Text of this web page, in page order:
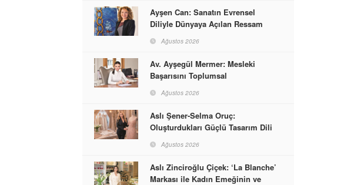
Ayşen Can: Sanatın Evrensel
Diliyle Dünyaya Açılan Ressam
Ağustos 2026
Av. Ayşegül Mermer: Mesleki
Başarısını Toplumsal
Ağustos 2026
Aslı Şener-Selma Oruç:
Oluşturdukları Güçlü Tasarım Dili
Dünyasına İmzalarını Attılar
Ağustos 2026
Aslı Zinciroğlu Çiçek: ‘La Blanche’
Markası ile Kadın Emeğinin ve